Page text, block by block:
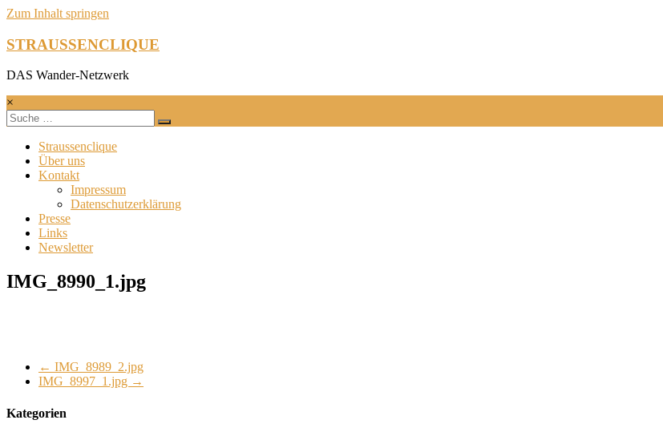
Zum Inhalt springen
STRAUSSENCLIQUE
DAS Wander-Netzwerk
×
Straussenclique
Über uns
Kontakt
Impressum
Datenschutzerklärung
Presse
Links
Newsletter
IMG_8990_1.jpg
← IMG_8989_2.jpg
IMG_8997_1.jpg →
Kategorien